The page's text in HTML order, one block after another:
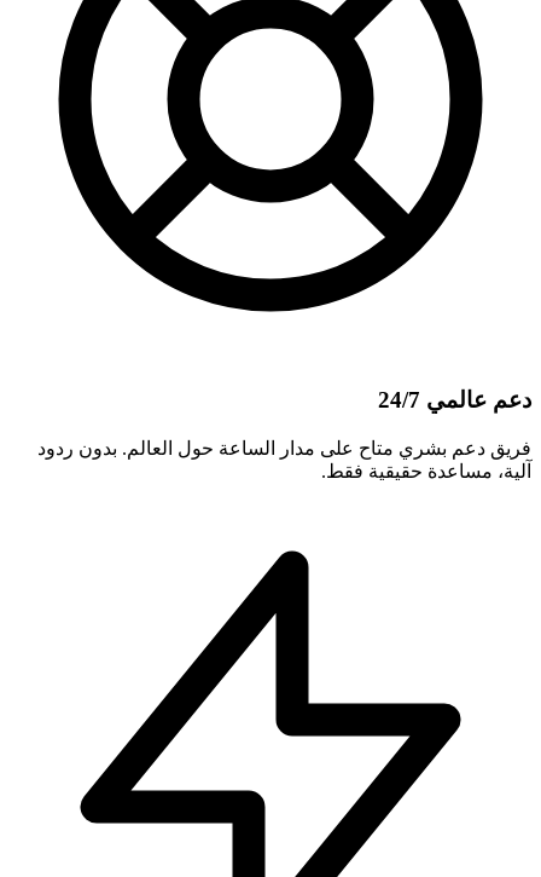
دعم عالمي 24/7
فريق دعم بشري متاح على مدار الساعة حول العالم. بدون ردود
آلية، مساعدة حقيقية فقط.